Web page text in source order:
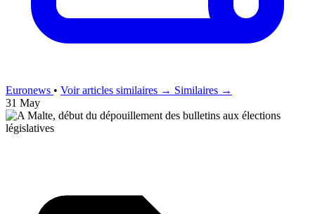
Euronews • Voir articles similaires → Similaires →
31 May